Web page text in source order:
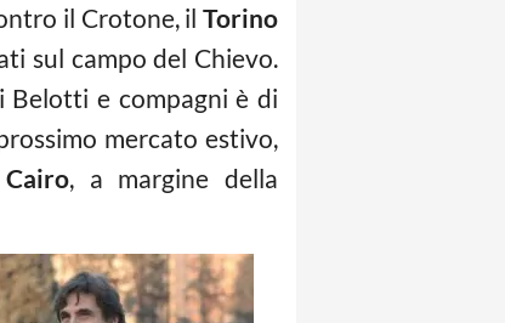
il Crotone, il Torino
sul campo del Chievo.
Belotti e compagni è di
mercato estivo,
, a margine della